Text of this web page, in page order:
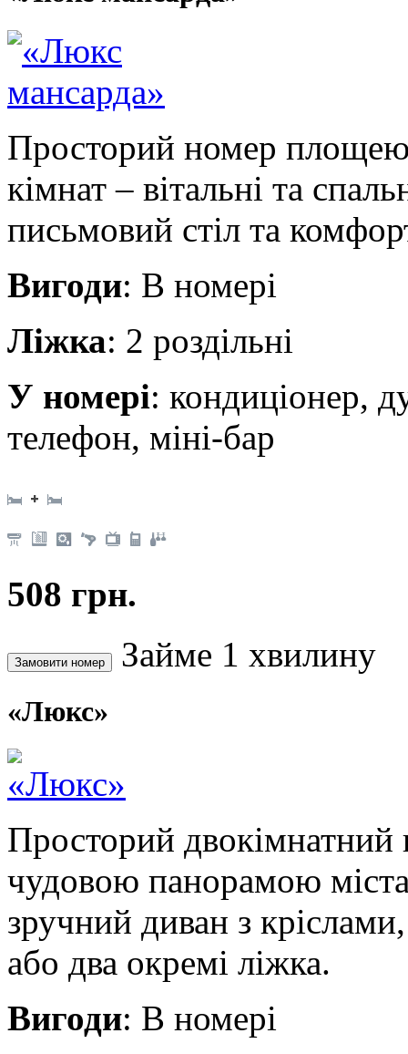
Просторий номер
кімнат – вітальні та
письмовий стіл та
Вигоди: В номері
Ліжка: 2 роздільні
У номері: кондиціонер,
телефон, міні-бар
508 грн.
Займе 1 хвилину
«Люкс»
Просторий
чудовою панорамою
зручний диван з
або два окремі ліжка.
Вигоди: В номері